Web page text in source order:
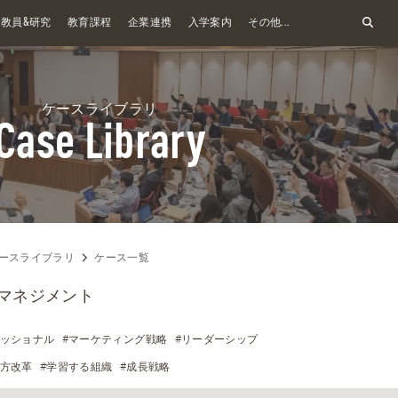
教員&研究 教育課程 企業連携 入学案内 その他...
ケースライブラリ
Library
スライブラリ ケース一覧
ネジメント
ショナル #マーケティング戦略 #リーダーシップ
改革 #学習する組織 #成長戦略